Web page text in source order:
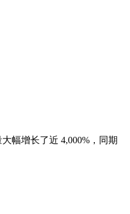
幅增长了近 4,000%，同期